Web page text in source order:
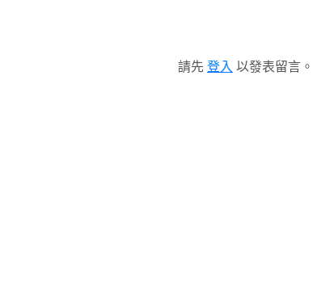
請先 登入 以發表留言。